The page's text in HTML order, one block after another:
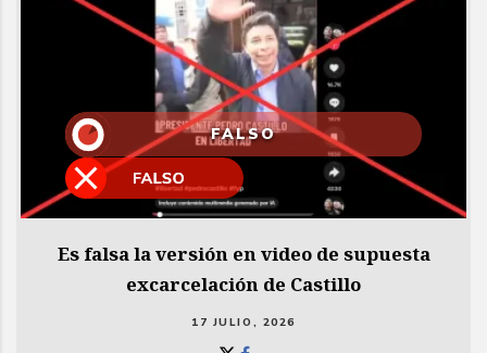
FALSO
Es falsa la versión en video de supuesta
excarcelación de Castillo
17 JULIO, 2026